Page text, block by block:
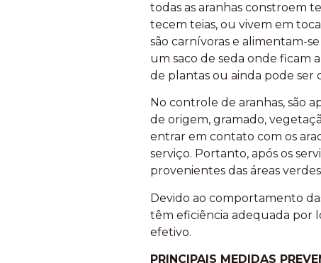
todas as aranhas constroem
tecem teias, ou vivem em
são carnívoras e alimentam-
um saco de seda onde ficam
de plantas ou ainda pode ser
No controle de aranhas, são
de origem, gramado,
entrar em contato com os
serviço. Portanto, após os
provenientes das áreas
Devido ao comportamento
têm eficiência adequada por
efetivo.
PRINCIPAIS MEDIDAS